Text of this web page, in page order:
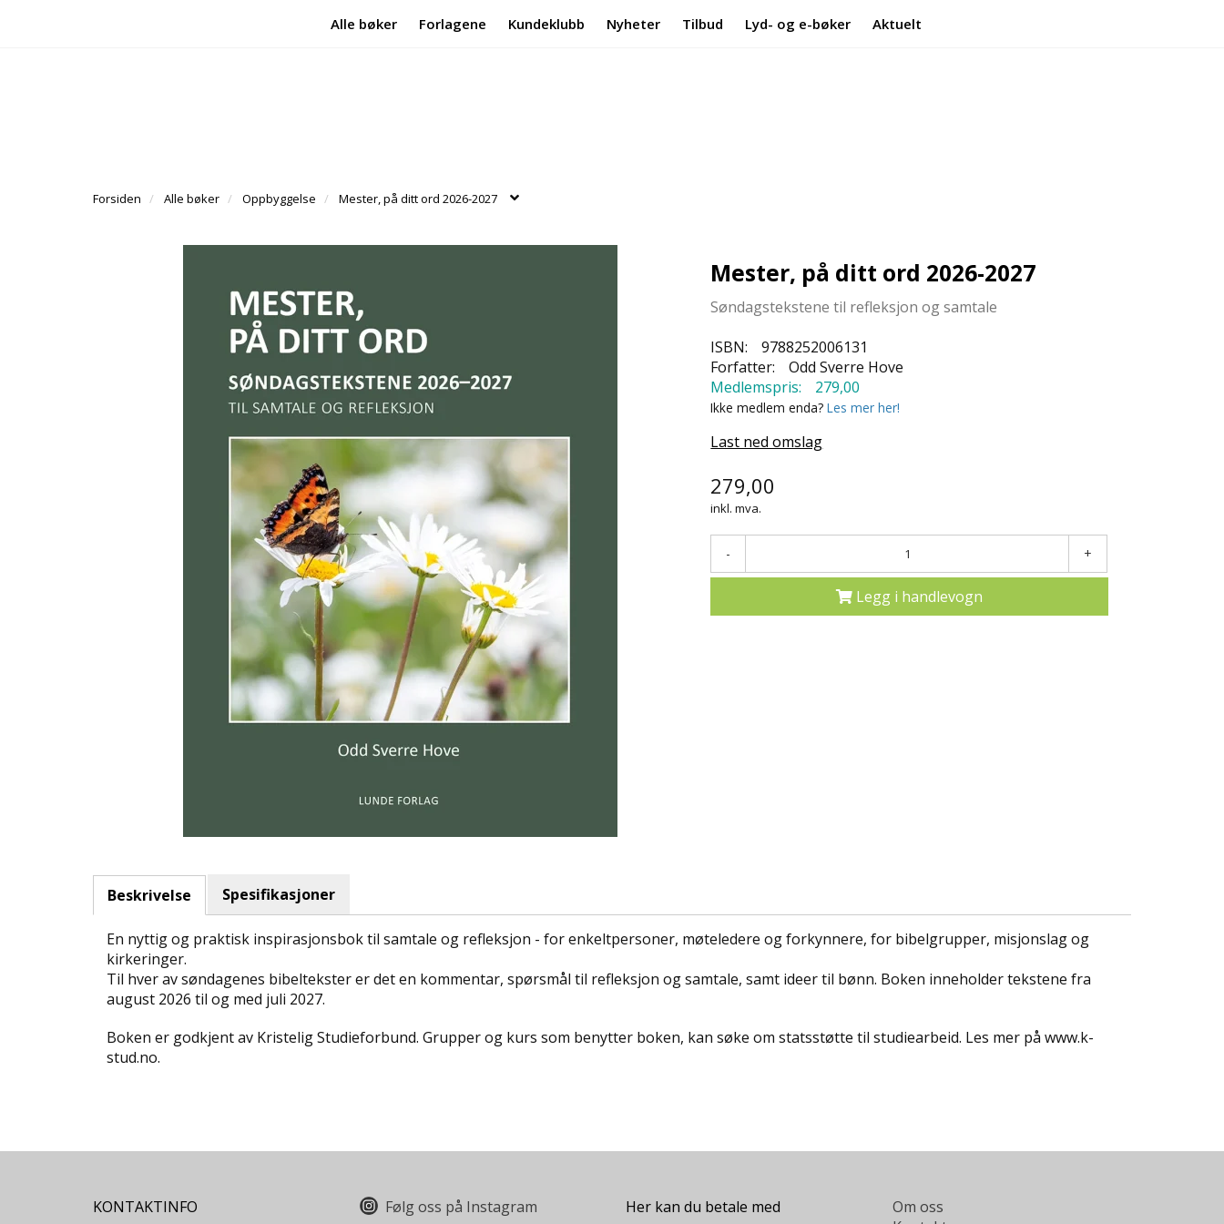
Alle bøker Forlagene Kundeklubb Nyheter Tilbud Lyd- og e-bøker Aktuelt
Forsiden Alle bøker Oppbyggelse Mester, på ditt ord 2026-2027
Mester, på ditt ord 2026-2027
Søndagstekstene til refleksjon og samtale
ISBN:
9788252006131
Forfatter:
Odd Sverre Hove
Medlemspris:
279,00
Ikke medlem enda?Les mer her!
Last ned omslag
279,00
inkl. mva.
- +
Legg i handlevogn
Beskrivelse Spesifikasjoner
En nyttig og praktisk inspirasjonsbok til samtale og refleksjon - for enkeltpersoner, møteledere og forkynnere, for bibelgrupper, misjonslag og
kirkeringer.
Til hver av søndagenes bibeltekster er det en kommentar, spørsmål til refleksjon og samtale, samt ideer til bønn. Boken inneholder tekstene fra
august 2026 til og med juli 2027.
Boken er godkjent av Kristelig Studieforbund. Grupper og kurs som benytter boken, kan søke om statsstøtte til studiearbeid. Les mer på www.k-
stud.no.
KONTAKTINFO Følg oss på Instagram Her kan du betale med
Om oss